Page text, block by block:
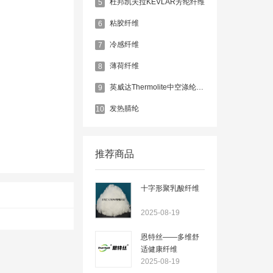
5 杜邦凯夫拉KEVLAR芳纶纤维
6 粘胶纤维
7 冷感纤维
8 薄荷纤维
9 英威达Thermolite中空涤纶纤维
10 发热腈纶
推荐商品
十字形聚乳酸纤维
2025-08-19
恩特丝——多维舒
适健康纤维
2025-08-19